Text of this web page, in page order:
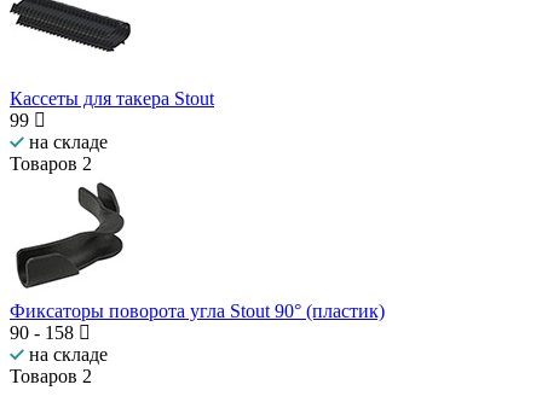
Кассеты для такера Stout
99
на складе
Товаров 2
Фиксаторы поворота угла Stout 90° (пластик)
90 - 158
на складе
Товаров 2